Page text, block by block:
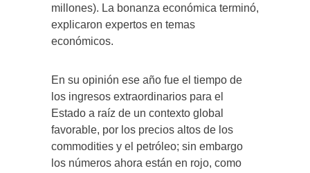
millones). La bonanza económica terminó,
explicaron expertos en temas
económicos.
En su opinión ese año fue el tiempo de
los ingresos extraordinarios para el
Estado a raíz de un contexto global
favorable, por los precios altos de los
commodities y el petróleo; sin embargo
los números ahora están en rojo, como